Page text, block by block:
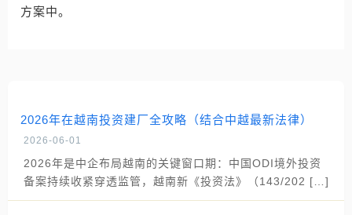
方案中。
2026年在越南投资建厂全攻略（结合中越最新法律）
2026-06-01
2026年是中企布局越南的关键窗口期：中国ODI境外投资
备案持续收紧穿透监管，越南新《投资法》（143/202 […]